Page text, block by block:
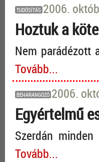
TUDÓSÍTÁS 2006.
Hoztuk a
Nem parádézott
Tovább...
BEHARANGOZÓ 2006.
Egyértelmű
Szerdán
Tovább...